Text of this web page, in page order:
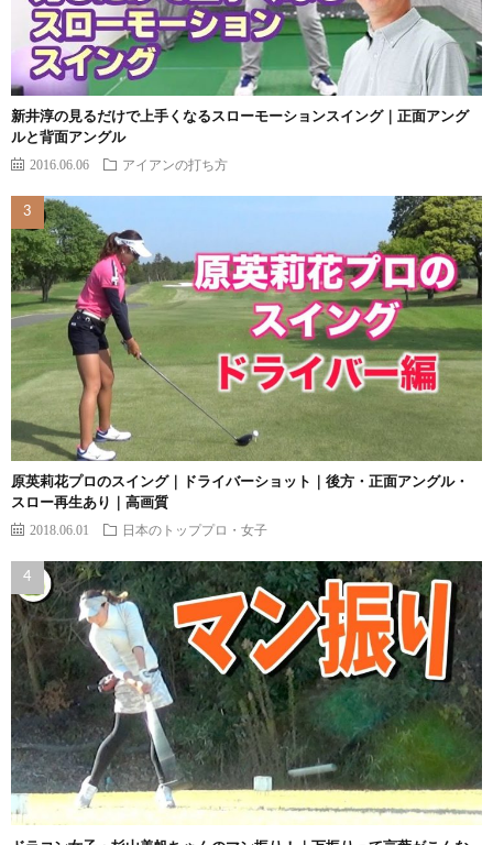
新井淳の見るだけで上手くなるスローモーションスイング｜正面アング
ルと背面アングル
2016.06.06 アイアンの打ち方
原英莉花プロのスイング｜ドライバーショット｜後方・正面アングル・
スロー再生あり｜高画質
2018.06.01 日本のトッププロ・女子